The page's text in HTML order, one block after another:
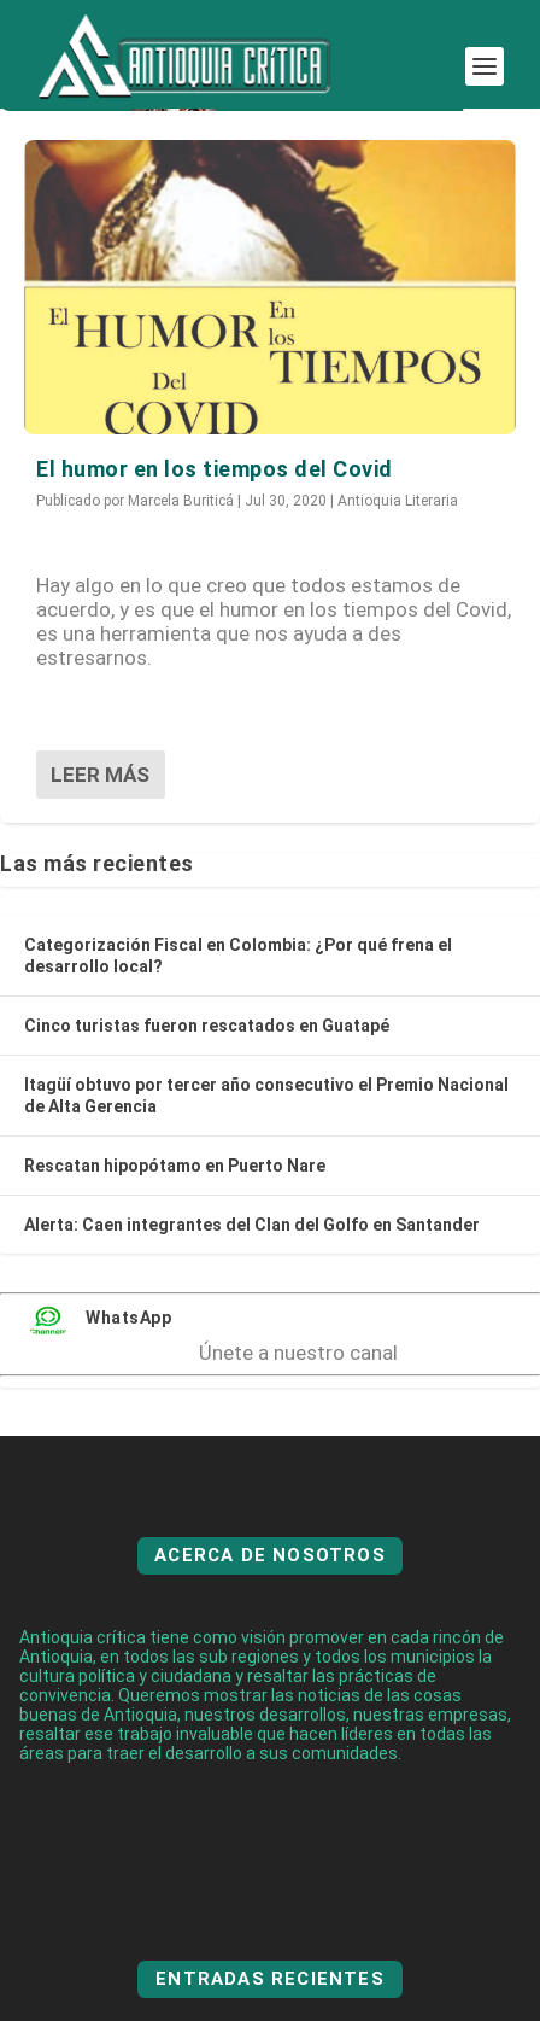
Etiqueta:
El humor en los tiempos del Covid
Publicado por Marcela Buriticá Jul 30, 2020 Antioquia Literaria
Hay algo en lo que creo que todos estamos de
acuerdo, y es que el humor en los tiempos del Covid,
es una herramienta que nos ayuda a des
estresarnos.
LEER MÁS
Las más recientes
Categorización Fiscal en Colombia: ¿Por qué frena el
desarrollo local?
Cinco turistas fueron rescatados en Guatapé
Itagüí obtuvo por tercer año consecutivo el Premio Nacional
de Alta Gerencia
Rescatan hipopótamo en Puerto Nare
Alerta: Caen integrantes del Clan del Golfo en Santander
WhatsApp
Únete a nuestro canal
ACERCA DE NOSOTROS
Antioquia crítica tiene como visión promover en cada rincón de
Antioquia, en todos las sub regiones y todos los municipios la
cultura política y ciudadana y resaltar las prácticas de
convivencia. Queremos mostrar las noticias de las cosas
buenas de Antioquia, nuestros desarrollos, nuestras empresas,
resaltar ese trabajo invaluable que hacen líderes en todas las
áreas para traer el desarrollo a sus comunidades.
ENTRADAS RECIENTES